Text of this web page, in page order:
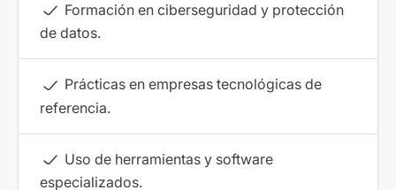
Formación en ciberseguridad y protección
de datos.
Prácticas en empresas tecnológicas de
referencia.
Uso de herramientas y software
especializados.